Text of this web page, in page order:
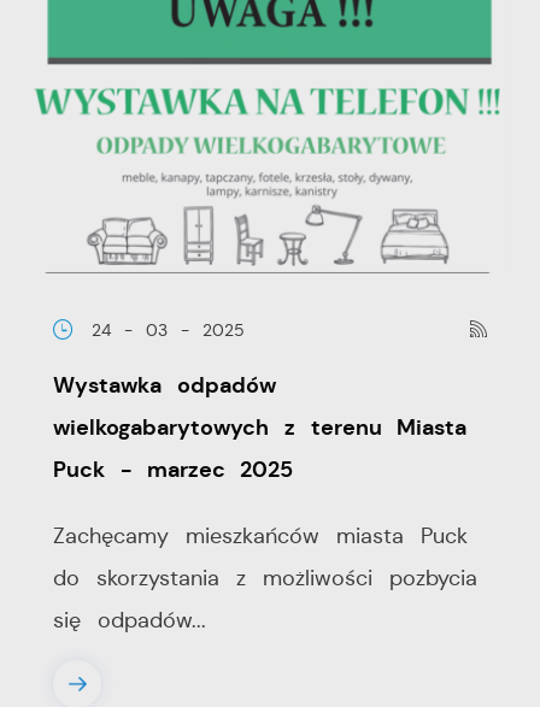
24 - 03 - 2025
Wystawka odpadów
wielkogabarytowych z terenu Miasta
Puck - marzec 2025
Zachęcamy mieszkańców miasta Puck
do skorzystania z możliwości pozbycia
się odpadów...